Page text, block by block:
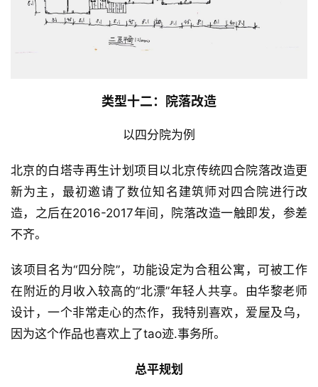
类型十二：院落改造
以四分院为例
北京的白塔寺再生计划项目以北京传统四合院落改造更
新为主，最初邀请了数位知名建筑师对四合院进行改
造，之后在2016-2017年间，院落改造一触即发，参差
不齐。
该项目名为“四分院”，功能设定为合租公寓，可被工作
在附近的月收入较高的“北漂”年轻人共享。由华黎老师
设计，一个非常走心的杰作，我特别喜欢，爱屋及乌，
因为这个作品也喜欢上了tao迹.事务所。
总平规划